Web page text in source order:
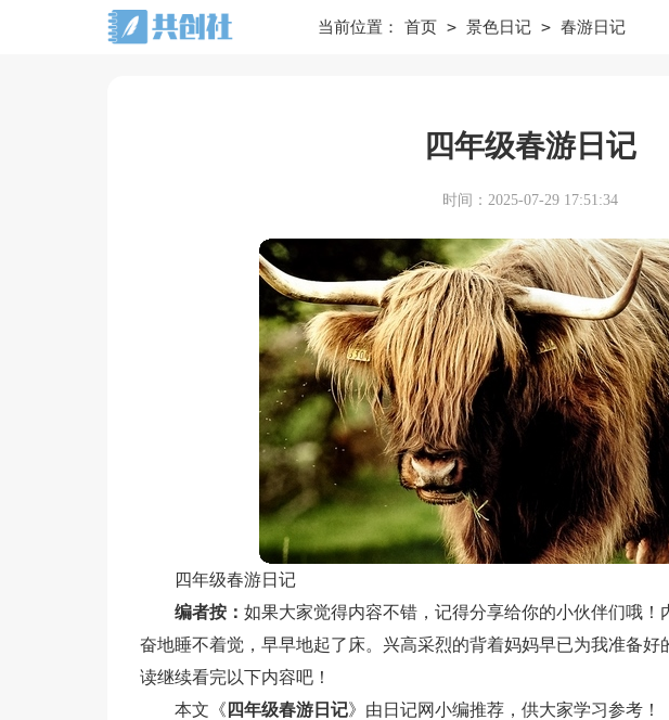
当前位置： 首页 > 景色日记 > 春游日记
四年级春游日记
时间：2025-07-29 17:51:34
四年级春游日记
编者按： 如果大家觉得内容不错，记得分享给你的小伙伴们哦
奋地睡不着觉，早早地起了床。兴高采烈的背着妈妈早已为我准备好
读继续看完以下内容吧！
本文《 四年级春游日记》由日记网小编推荐，供大家学习参考！